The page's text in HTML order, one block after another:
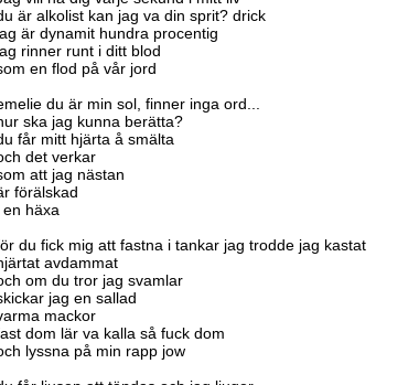
är alkolist kan jag va din sprit? drick
är dynamit hundra procentig
rinner runt i ditt blod
en flod på vår jord
du är min sol, finner inga ord...
ska jag kunna berätta?
får mitt hjärta å smälta
det verkar
att jag nästan
förälskad
en häxa
du fick mig att fastna i tankar jag trodde jag kastat
avdammat
om du tror jag svamlar
jag en sallad
mackor
dom lär va kalla så fuck dom
lyssna på min rapp jow